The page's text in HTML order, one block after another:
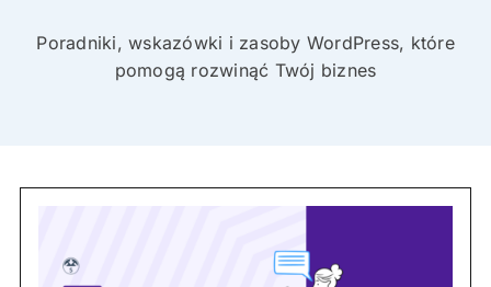
Poradniki, wskazówki i zasoby WordPress, które
pomogą rozwinąć Twój biznes